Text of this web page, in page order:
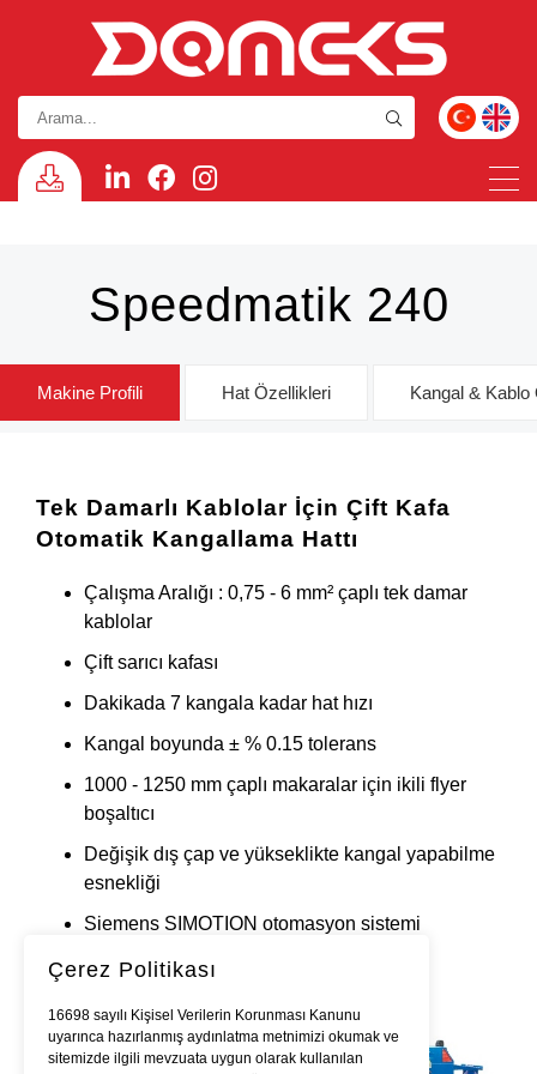
Speedmatik 240
Makine Profili Hat Özellikleri Kangal & Kablo
Tek Damarlı Kablolar İçin Çift Kafa
Otomatik Kangallama Hattı
Çalışma Aralığı : 0,75 - 6 mm² çaplı tek damar
kablolar
Çift sarıcı kafası
Dakikada 7 kangala kadar hat hızı
Kangal boyunda ± % 0.15 tolerans
1000 - 1250 mm çaplı makaralar için ikili flyer
boşaltıcı
Değişik dış çap ve yükseklikte kangal yapabilme
esnekliği
Siemens SIMOTION otomasyon sistemi
Çerez Politikası
16698 sayılı Kişisel Verilerin Korunması Kanunu
uyarınca hazırlanmış aydınlatma metnimizi okumak ve
sitemizde ilgili mevzuata uygun olarak kullanılan